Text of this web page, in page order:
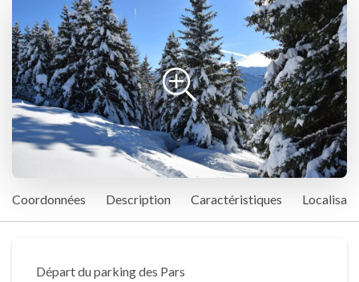
Coordonnées Description Caractéristiques
Départ du parking des Pars